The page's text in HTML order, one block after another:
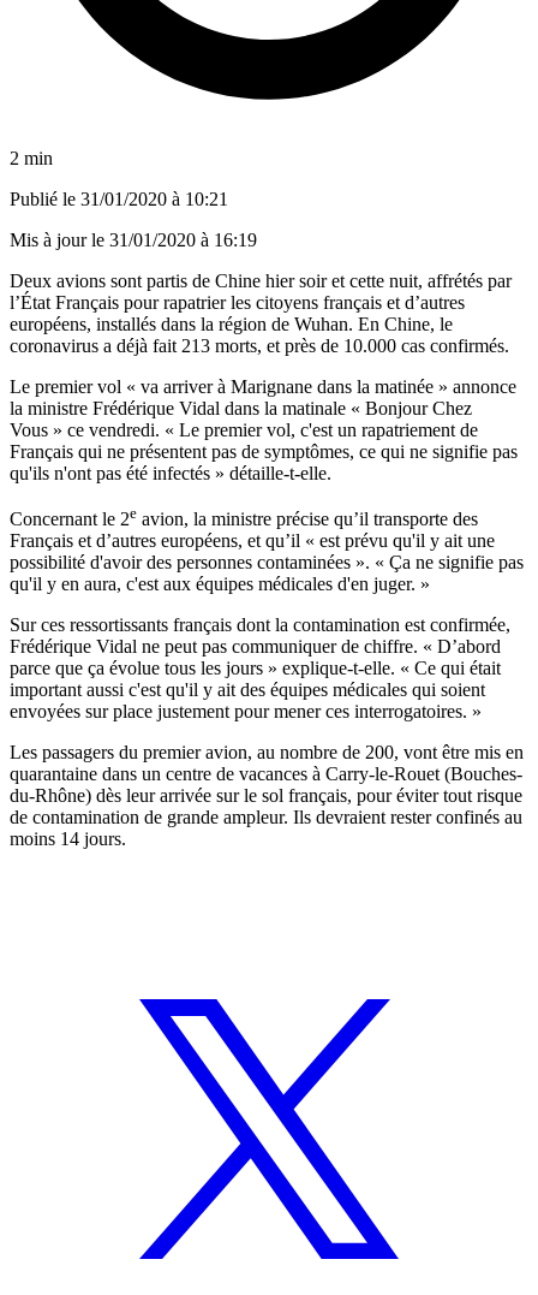
2 min
Publié le 31/01/2020 à 10:21
Mis à jour le 31/01/2020 à 16:19
Deux avions sont partis de Chine hier soir et cette nuit, affrétés par
l’État Français pour rapatrier les citoyens français et d’autres
européens, installés dans la région de Wuhan. En Chine, le
coronavirus a déjà fait 213 morts, et près de 10.000 cas confirmés.
Le premier vol « va arriver à Marignane dans la matinée » annonce
la ministre Frédérique Vidal dans la matinale « Bonjour Chez
Vous » ce vendredi. « Le premier vol, c'est un rapatriement de
Français qui ne présentent pas de symptômes, ce qui ne signifie pas
qu'ils n'ont pas été infectés » détaille-t-elle.
Concernant le 2e avion, la ministre précise qu’il transporte des
Français et d’autres européens, et qu’il « est prévu qu'il y ait une
possibilité d'avoir des personnes contaminées ». « Ça ne signifie pas
qu'il y en aura, c'est aux équipes médicales d'en juger. »
Sur ces ressortissants français dont la contamination est confirmée,
Frédérique Vidal ne peut pas communiquer de chiffre. « D’abord
parce que ça évolue tous les jours » explique-t-elle. « Ce qui était
important aussi c'est qu'il y ait des équipes médicales qui soient
envoyées sur place justement pour mener ces interrogatoires. »
Les passagers du premier avion, au nombre de 200, vont être mis en
quarantaine dans un centre de vacances à Carry-le-Rouet (Bouches-
du-Rhône) dès leur arrivée sur le sol français, pour éviter tout risque
de contamination de grande ampleur. Ils devraient rester confinés au
moins 14 jours.